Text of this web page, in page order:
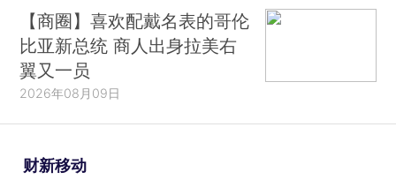
【商圈】喜欢配戴名表的哥伦
比亚新总统 商人出身拉美右
翼又一员
2026年08月09日
财新移动